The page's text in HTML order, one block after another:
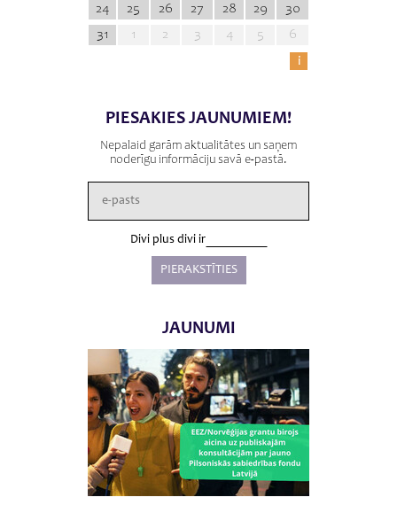
24
25 26 27 28 29
30
31
1 2 3 4 5
6
i
PIESAKIES JAUNUMIEM!
Nepalaid garām aktualitātes un saņem
noderīgu informāciju savā e-pastā.
Divi plus divi ir
JAUNUMI